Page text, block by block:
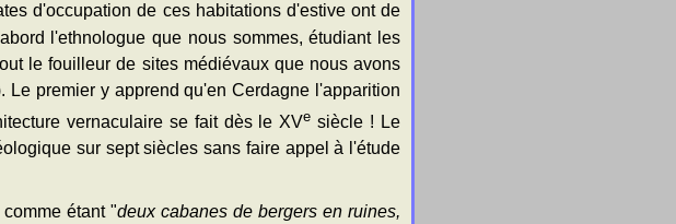
d'occupation de ces habitations d'estive ont de
l'ethnologue que nous sommes, étudiant les
le fouilleur de sites médiévaux que nous avons
premier y apprend qu'en Cerdagne l'apparition
vernaculaire se fait dès le XVe siècle ! Le
sur sept siècles sans faire appel à l'étude
étant "deux cabanes de bergers en ruines,